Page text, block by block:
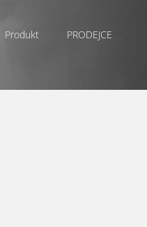
Produkt PRODEJCE